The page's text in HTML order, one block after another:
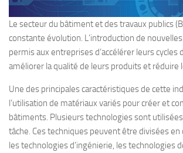
Le secteur du bâtiment et des travaux publics
constante évolution. L’introduction de
permis aux entreprises d’accélérer leurs cycles
améliorer la qualité de leurs produits et réduire
Une des principales caractéristiques de cette
l’utilisation de matériaux variés pour créer et
bâtiments. Plusieurs technologies sont
tâche. Ces techniques peuvent être divisées en
les technologies d’ingénierie, les technologies